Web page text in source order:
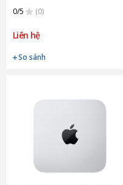
0/5
(0)
Liên hệ
So sánh